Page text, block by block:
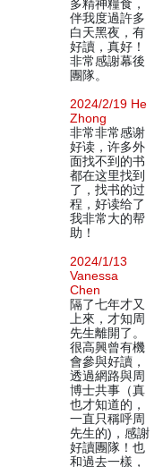
多精神糧食，
伴我度過許多
白天黑夜，有
好讀，真好！
非常感謝幕後
團隊。
2024/2/19 He
Zhong
非常非常感谢
好读，许多外
面找不到的书
都在这里找到
了，找书的过
程，好读给了
我非常大的帮
助！
2024/1/13
Vanessa
Chen
隔了七年才又
上來，才知周
先生離開了。
很高興曾有機
會參與好讀，
透過網路與周
博士共事（真
也才知道的，
一直只稱呼周
先生的)，感謝
好讀團隊！也
和過去一樣，